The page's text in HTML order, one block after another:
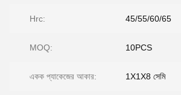
Hrc: 45/55/60/65
MOQ: 10PCS
একক প্যাকেজের আকার: 1X1X8 সেমি